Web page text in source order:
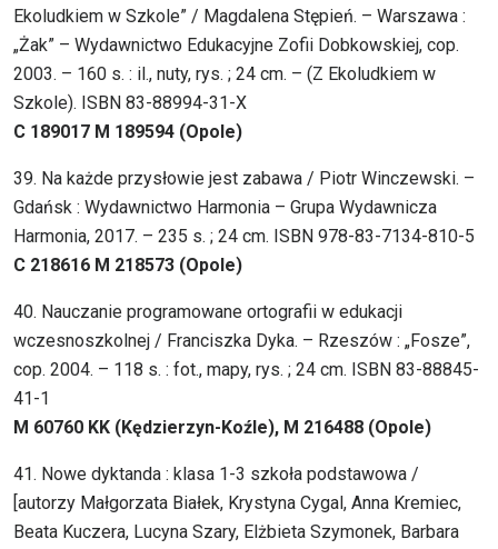
Ekoludkiem w Szkole” / Magdalena Stępień. – Warszawa :
„Żak” – Wydawnictwo Edukacyjne Zofii Dobkowskiej, cop.
2003. – 160 s. : il., nuty, rys. ; 24 cm. – (Z Ekoludkiem w
Szkole). ISBN 83-88994-31-X
C 189017 M 189594 (Opole)
39. Na każde przysłowie jest zabawa / Piotr Winczewski. –
Gdańsk : Wydawnictwo Harmonia – Grupa Wydawnicza
Harmonia, 2017. – 235 s. ; 24 cm. ISBN 978-83-7134-810-5
C 218616 M 218573 (Opole)
40. Nauczanie programowane ortografii w edukacji
wczesnoszkolnej / Franciszka Dyka. – Rzeszów : „Fosze”,
cop. 2004. – 118 s. : fot., mapy, rys. ; 24 cm. ISBN 83-88845-
41-1
M 60760 KK (Kędzierzyn-Koźle), M 216488 (Opole)
41. Nowe dyktanda : klasa 1-3 szkoła podstawowa /
[autorzy Małgorzata Białek, Krystyna Cygal, Anna Kremiec,
Beata Kuczera, Lucyna Szary, Elżbieta Szymonek, Barbara